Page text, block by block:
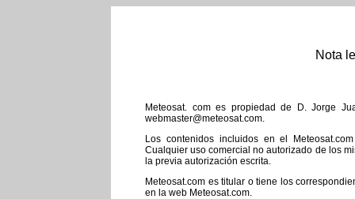
Nota
Meteosat. com es propiedad de D. Jorge
webmaster@meteosat.com.
Los contenidos incluidos en el
Cualquier uso comercial no autorizado de los
la previa autorización escrita.
Meteosat.com es titular o tiene los
en la web Meteosat.com.